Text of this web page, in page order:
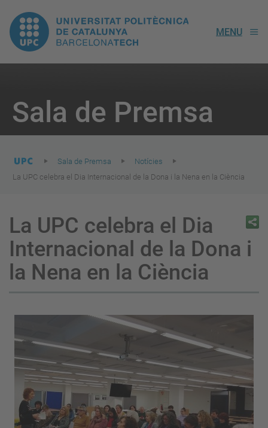
UPC.
Universitat
de
Catalunya
MENU
Sala de Premsa
here:
Sala de Premsa
Notícies
La UPC celebra el Dia Internacional de la Dona i la Nena en la Ciència
La UPC celebra el Dia
Internacional de la Dona i
la Nena en la Ciència